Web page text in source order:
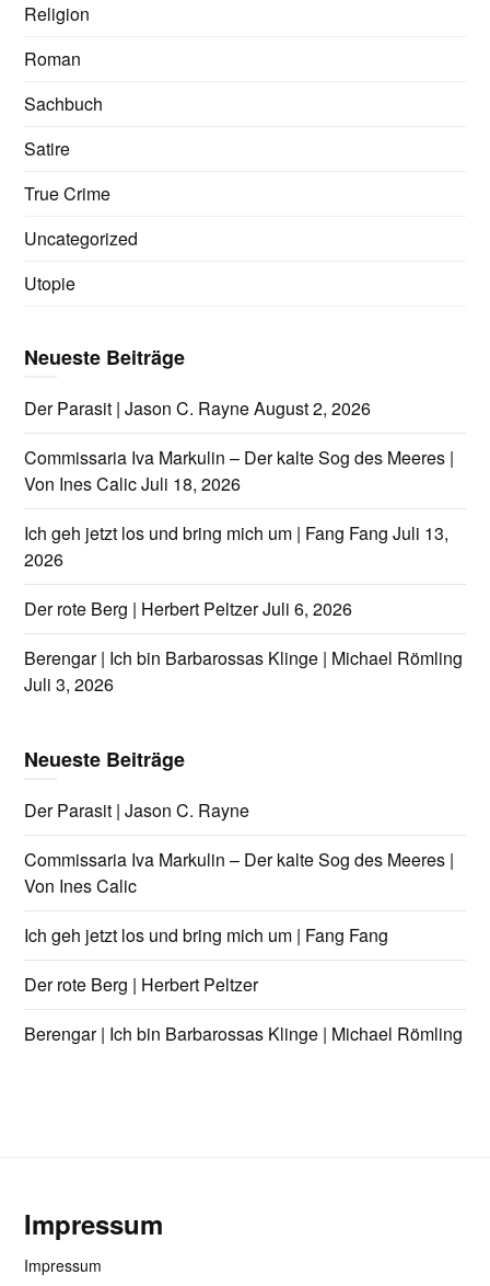
Religion
Roman
Sachbuch
Satire
True Crime
Uncategorized
Utopie
Neueste Beiträge
Der Parasit | Jason C. RayneAugust 2, 2026
Commissaria Iva Markulin – Der kalte Sog des Meeres |
Von Ines CalicJuli 18, 2026
Ich geh jetzt los und bring mich um | Fang Fang Juli 13,
2026
Der rote Berg | Herbert PeltzerJuli 6, 2026
Berengar | Ich bin Barbarossas Klinge | Michael Römling
Juli 3, 2026
Neueste Beiträge
Der Parasit | Jason C. Rayne
Commissaria Iva Markulin – Der kalte Sog des Meeres |
Von Ines Calic
Ich geh jetzt los und bring mich um | Fang Fang
Der rote Berg | Herbert Peltzer
Berengar | Ich bin Barbarossas Klinge | Michael Römling
Impressum
Impressum